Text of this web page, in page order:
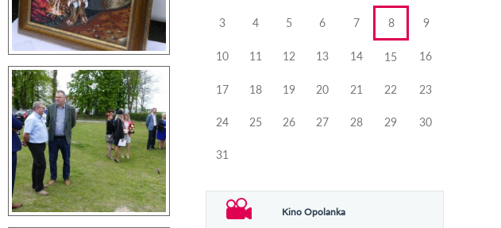
3 4 5 6 7 8 9
10 11 12 13 14 15 16
17 18 19 20 21 22 23
24 25 26 27 28 29 30
31
Kino Opolanka